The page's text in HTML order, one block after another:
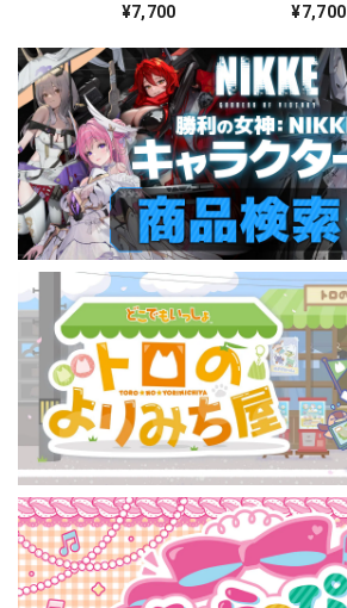
SYMPHOGEAR¥7,700
SYMPHOGEAR¥7,700